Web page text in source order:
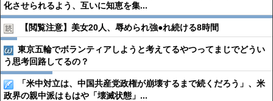
化させられるよう、互いに知恵を集...
【閲覧注意】美女20人、辱められ強●︎れ続ける8時間
東京五輪でボランティアしようと考えてるやつってまじでどうい
う思考回路してるの？
「米中対立は、中国共産党政権が崩壊するまで続くだろう」、米
政界の親中派はもはや「壊滅状態」...